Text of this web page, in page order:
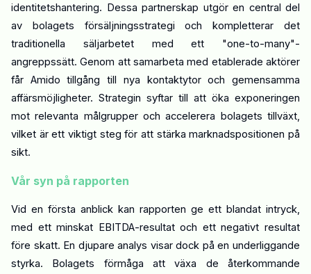
identitetshantering. Dessa partnerskap utgör en central del
av bolagets försäljningsstrategi och kompletterar det
traditionella säljarbetet med ett "one-to-many"-
angreppssätt. Genom att samarbeta med etablerade aktörer
får Amido tillgång till nya kontaktytor och gemensamma
affärsmöjligheter. Strategin syftar till att öka exponeringen
mot relevanta målgrupper och accelerera bolagets tillväxt,
vilket är ett viktigt steg för att stärka marknadspositionen på
sikt.
Vår syn på rapporten
Vid en första anblick kan rapporten ge ett blandat intryck,
med ett minskat EBITDA-resultat och ett negativt resultat
före skatt. En djupare analys visar dock på en underliggande
styrka. Bolagets förmåga att växa de återkommande